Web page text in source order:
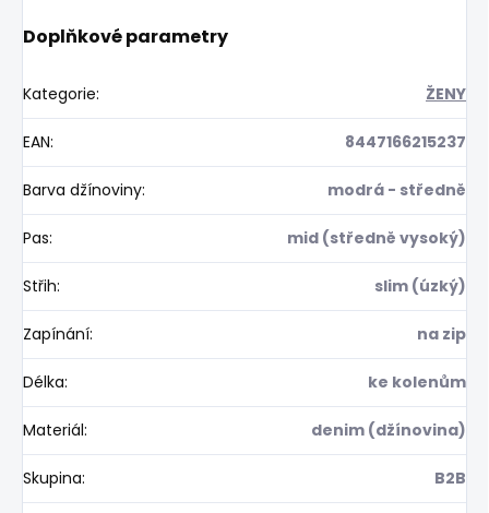
Doplňkové parametry
Kategorie: ŽENY
EAN: 8447166215237
Barva džínoviny: modrá - středně
Pas: mid (středně vysoký)
Střih: slim (úzký)
Zapínání: na zip
Délka: ke kolenům
Materiál: denim (džínovina)
Skupina: B2B